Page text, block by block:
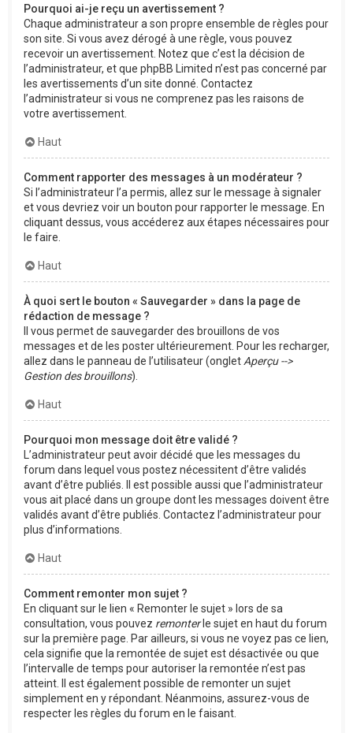
Pourquoi ai-je reçu un avertissement ?
Chaque administrateur a son propre ensemble de règles pour
son site. Si vous avez dérogé à une règle, vous pouvez
recevoir un avertissement. Notez que c’est la décision de
l’administrateur, et que phpBB Limited n’est pas concerné par
les avertissements d’un site donné. Contactez
l’administrateur si vous ne comprenez pas les raisons de
votre avertissement.
Haut
Comment rapporter des messages à un modérateur ?
Si l’administrateur l’a permis, allez sur le message à signaler
et vous devriez voir un bouton pour rapporter le message. En
cliquant dessus, vous accéderez aux étapes nécessaires pour
le faire.
Haut
À quoi sert le bouton « Sauvegarder » dans la page de
rédaction de message ?
Il vous permet de sauvegarder des brouillons de vos
messages et de les poster ultérieurement. Pour les recharger,
allez dans le panneau de l’utilisateur (onglet Aperçu -->
Gestion des brouillons).
Haut
Pourquoi mon message doit être validé ?
L’administrateur peut avoir décidé que les messages du
forum dans lequel vous postez nécessitent d’être validés
avant d’être publiés. Il est possible aussi que l’administrateur
vous ait placé dans un groupe dont les messages doivent être
validés avant d’être publiés. Contactez l’administrateur pour
plus d’informations.
Haut
Comment remonter mon sujet ?
En cliquant sur le lien « Remonter le sujet » lors de sa
consultation, vous pouvez remonterle sujet en haut du forum
sur la première page. Par ailleurs, si vous ne voyez pas ce lien,
cela signifie que la remontée de sujet est désactivée ou que
l’intervalle de temps pour autoriser la remontée n’est pas
atteint. Il est également possible de remonter un sujet
simplement en y répondant. Néanmoins, assurez-vous de
respecter les règles du forum en le faisant.